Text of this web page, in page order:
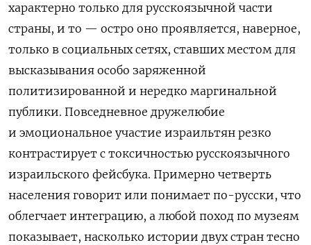
характерно только для русскоязычной части
страны, и то — остро оно проявляется, наверное,
только в социальных сетях, ставших местом для
высказывания особо заряженной
политизированной и нередко маргинальной
публики. Повседневное дружелюбие
и эмоциональное участие израильтян резко
контрастирует с токсичностью русскоязычного
израильского фейсбука. Примерно четверть
населения говорит или понимает по-русски, что
облегчает интеграцию, а любой поход по музеям
показывает, насколько истории двух стран тесно